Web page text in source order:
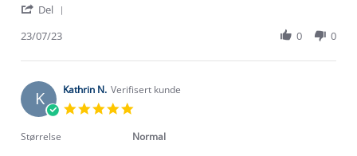
on
Jul
disse
skjortene
Del
Signe
on
23
Jul
23/07/23 0 0
K Kathrin N. Verifisert kunde
rating
Størrelse Normal
Kundeservice
Kontakt oss
Konkurransevinnere
Klima og miljø
Etisk handel
Alt du trenger til Norgesferien
Dette trenger du til barnehagen